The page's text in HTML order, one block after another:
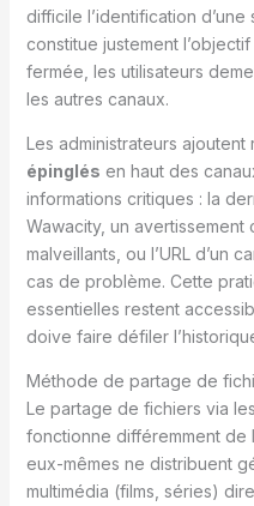
difficile l’identification
constitue justement
fermée, les utilisateurs
les autres canaux.
Les administrateurs
épinglés en haut des
informations critiques : la
Wawacity, un
malveillants, ou l’URL d’un
cas de problème. Cette
essentielles restent
doive faire défiler
Méthode de partage de
Le partage de fichiers via
fonctionne différemment de
eux-mêmes ne distribuent
multimédia (films, séries)